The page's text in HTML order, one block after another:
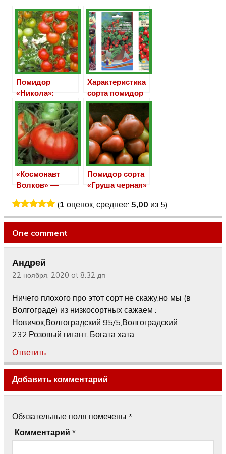
Помидор
«Никола»:
параметры и
характеристика
сорта
Характеристика
сорта помидор
«Детский»
«Космонавт
Волков» —
самого
вкусного сорта
Помидор сорта
«Груша черная»
(1 оценок, среднее: 5,00 из 5)
One comment
Андрей
22 ноября, 2020 at 8:32 дп
Ничего плохого про этот сорт не скажу,но мы (в
Волгограде) из низкосортных сажаем :
Новичок,Волгоградский 95/5,Волгоградский
232.Розовый гигант.,Богата хата
Ответить
Добавить комментарий
Обязательные поля помечены *
Комментарий *